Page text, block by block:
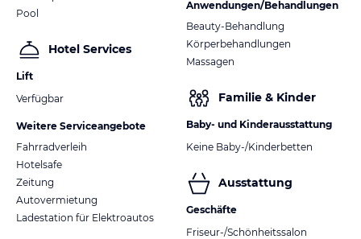
Pool
Hotel Services
Lift
Verfügbar
Weitere Serviceangebote
Fahrradverleih
Hotelsafe
Zeitung
Autovermietung
Ladestation für Elektroautos
Anwendungen/Behandlungen
Beauty-Behandlung
Körperbehandlungen
Massagen
Familie & Kinder
Baby- und Kinderausstattung
Keine Baby-/Kinderbetten
Ausstattung
Geschäfte
Friseur-/Schönheitssalon